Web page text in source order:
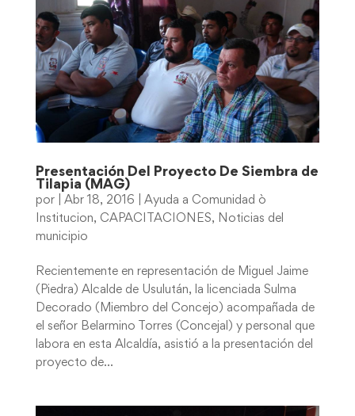
Presentación Del Proyecto De Siembra de
Tilapia (MAG)
por Abr 18, 2016
Ayuda a Comunidad ò
Institucion, CAPACITACIONES, Noticias del
municipio
Recientemente en representación de Miguel Jaime
(Piedra) Alcalde de Usulután, la licenciada Sulma
Decorado (Miembro del Concejo) acompañada de
el señor Belarmino Torres (Concejal) y personal que
labora en esta Alcaldía, asistió a la presentación del
proyecto de...